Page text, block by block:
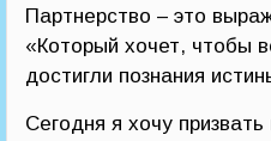
Партнерство – это
«Который хочет, чтобы
достигли познания
Сегодня я хочу